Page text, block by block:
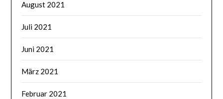
August 2021
Juli 2021
Juni 2021
März 2021
Februar 2021